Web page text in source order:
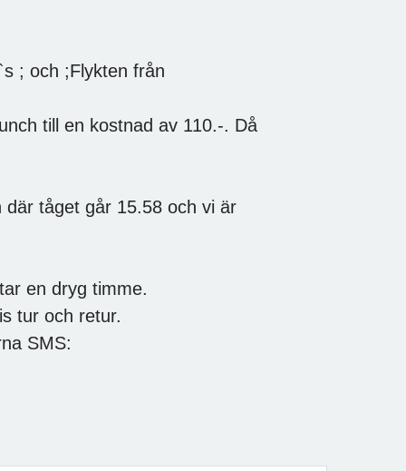
; och ;Flykten från
till en kostnad av 110.-. Då
tåget går 15.58 och vi är
en dryg timme.
tur och retur.
SMS: